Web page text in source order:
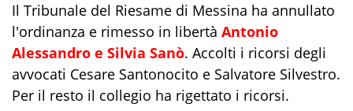
Il Tribunale del Riesame di Messina ha annullato
l'ordinanza e rimesso in libertà Antonio
Alessandro e Silvia Sanò. Accolti i ricorsi degli
avvocati Cesare Santonocito e Salvatore Silvestro.
Per il resto il collegio ha rigettato i ricorsi.